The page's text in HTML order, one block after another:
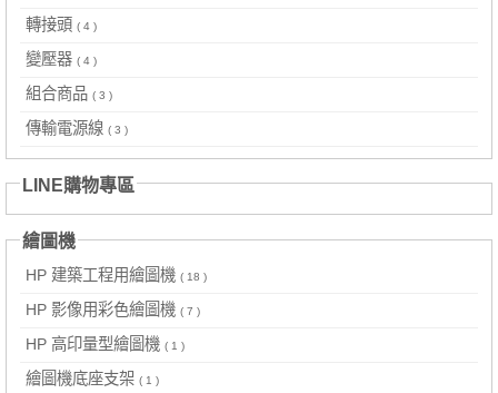
轉接頭 ( 4 )
變壓器 ( 4 )
組合商品 ( 3 )
傳輸電源線 ( 3 )
LINE購物專區
繪圖機
HP 建築工程用繪圖機 ( 18 )
HP 影像用彩色繪圖機 ( 7 )
HP 高印量型繪圖機 ( 1 )
繪圖機底座支架 ( 1 )